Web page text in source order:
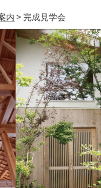
内 > 完成見学会